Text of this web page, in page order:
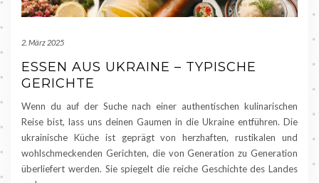
2. März 2025
ESSEN AUS UKRAINE – TYPISCHE
GERICHTE
Wenn du auf der Suche nach einer authentischen kulinarischen
Reise bist, lass uns deinen Gaumen in die Ukraine entführen. Die
ukrainische Küche ist geprägt von herzhaften, rustikalen und
wohlschmeckenden Gerichten, die von Generation zu Generation
überliefert werden. Sie spiegelt die reiche Geschichte des Landes